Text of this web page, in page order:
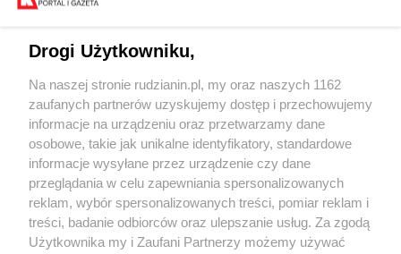
Wydawca mediów lokalnych
Nie zapomnij
zapoznać się z:
polityką prywatności regulamin korzystania z portali
Twojemiasto Skontaktuj sięz nami
Drogi Użytkowniku,
Na naszej stronie rudzianin.pl, my oraz naszych 1162
zaufanych partnerów uzyskujemy dostęp i przechowujemy
informacje na urządzeniu oraz przetwarzamy dane
osobowe, takie jak unikalne identyfikatory, standardowe
informacje wysyłane przez urządzenie czy dane
przeglądania w celu zapewniania spersonalizowanych
reklam, wybór spersonalizowanych treści, pomiar reklam i
treści, badanie odbiorców oraz ulepszanie usług. Za zgodą
Użytkownika my i Zaufani Partnerzy możemy używać